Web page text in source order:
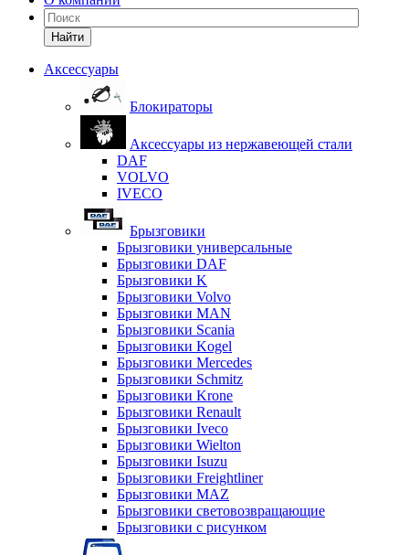
Найти
Аксессуары
Блокираторы
Аксессуары из нержавеющей стали
DAF
VOLVO
IVECO
Брызговики
Брызговики универсальные
Брызговики DAF
Брызговики K
Брызговики Volvo
Брызговики MAN
Брызговики Scania
Брызговики Kogel
Брызговики Mercedes
Брызговики Schmitz
Брызговики Krone
Брызговики Renault
Брызговики Iveco
Брызговики Wielton
Брызговики Isuzu
Брызговики Freightliner
Брызговики MAZ
Брызговики световозвращающие
Брызговики с рисунком